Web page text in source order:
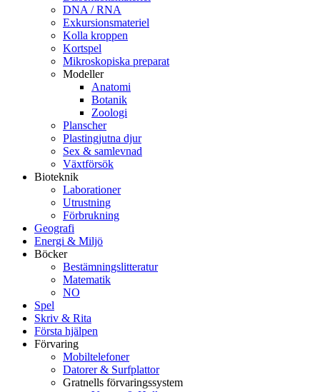
DNA / RNA
Exkursionsmateriel
Kolla kroppen
Kortspel
Mikroskopiska preparat
Modeller
Anatomi
Botanik
Zoologi
Planscher
Plastingjutna djur
Sex & samlevnad
Växtförsök
Bioteknik
Laborationer
Utrustning
Förbrukning
Geografi
Energi & Miljö
Böcker
Bestämningslitteratur
Matematik
NO
Spel
Skriv & Rita
Första hjälpen
Förvaring
Mobiltelefoner
Datorer & Surfplattor
Gratnells förvaringssystem